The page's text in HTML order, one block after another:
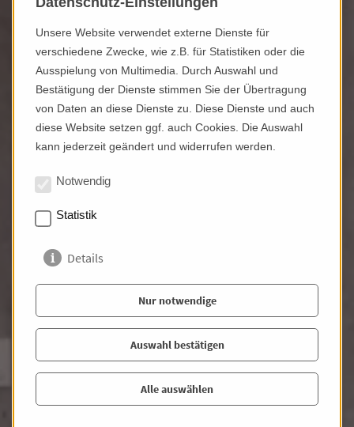
Modernste Architektur in
Bestlage - 3-Zimmer
Lage: City-OstWohnfläche: 79,00 m²Zimmer: 3,00
Miete: 1.350,00 €PKW Stellplatz: 1,00
Fotos
Unsere Website verwendet externe Dienste für
verschiedene Zwecke, wie z.B. für Statistiken oder die
Ausspielung von Multimedia. Durch Auswahl und
Bestätigung der Dienste stimmen Sie der Übertragung
von Daten an diese Dienste zu. Diese Dienste und auch
diese Website setzen ggf. auch Cookies. Die Auswahl
kann jederzeit geändert und widerrufen werden.
Notwendig
Statistik
Details
Nur notwendige
Auswahl bestätigen
Alle auswählen